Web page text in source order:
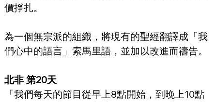
價掙扎。
為一個無宗派的組織，將現有的聖經翻譯成「我
們心中的語言」索馬里語，並加以改進而禱告。
北非 第20天
「我們每天的節目從早上8點開始，到晚上10點